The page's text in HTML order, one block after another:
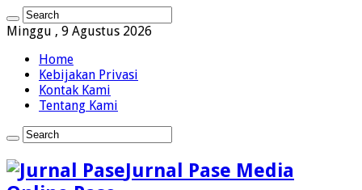
Minggu , 9 Agustus 2026
Home
Kebijakan Privasi
Kontak Kami
Tentang Kami
Jurnal Pase Media